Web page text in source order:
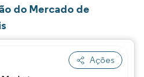
do Mercado de
Ações